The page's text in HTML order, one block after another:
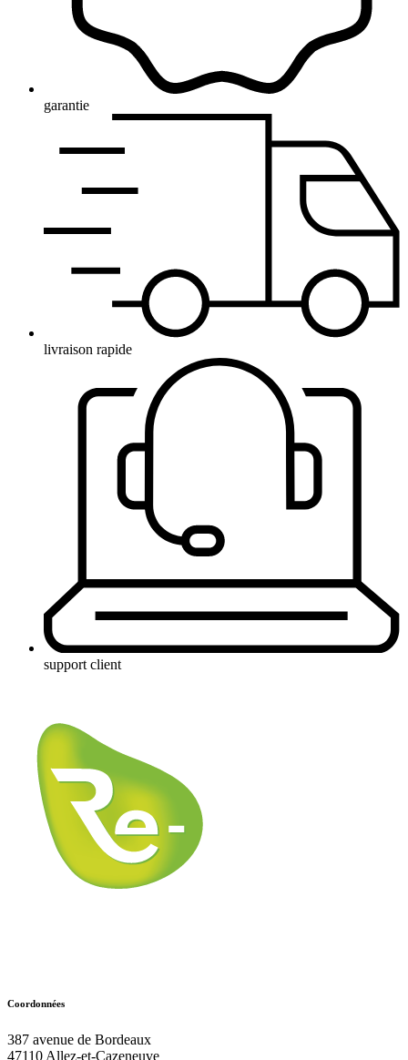
garantie
livraison rapide
support client
Coordonnées
387 avenue de Bordeaux
47110 Allez-et-Cazeneuve